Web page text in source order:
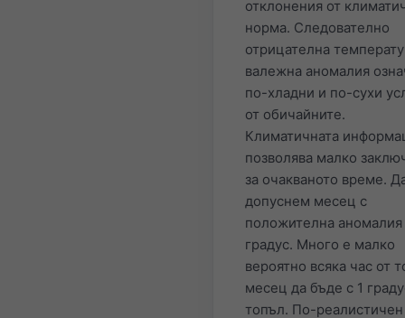
отклонения от
норма. Следователно
отрицателна
валежна аномалия
по-хладни и по-сухи
от обичайните.
Климатичната
позволява малко
за очакваното време.
допуснем месец с
положителна аномалия
градус. Много е малко
вероятно всяка час от
месец да бъде с 1
топъл. По-реалистичен